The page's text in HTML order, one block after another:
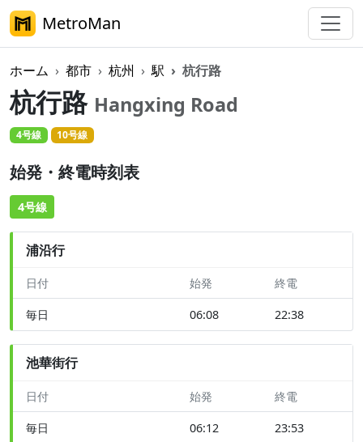
MetroMan
ホーム 都市 杭州 駅 杭行路
杭行路 Hangxing Road
4号線 10号線
始発・終電時刻表
4号線
浦沿行
日付 始発 終電
毎日 06:08 22:38
池華街行
日付 始発 終電
毎日 06:12 23:53